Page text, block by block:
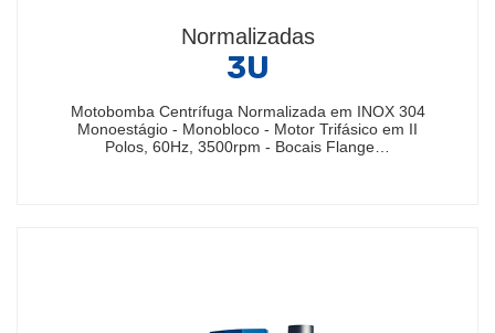
Normalizadas
3U
Motobomba Centrífuga Normalizada em INOX 304
Monoestágio - Monobloco - Motor Trifásico em II
Polos, 60Hz, 3500rpm - Bocais Flange…